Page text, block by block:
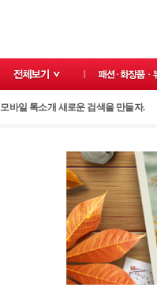
모바일 톡소개 새로운 검색을 만들자.